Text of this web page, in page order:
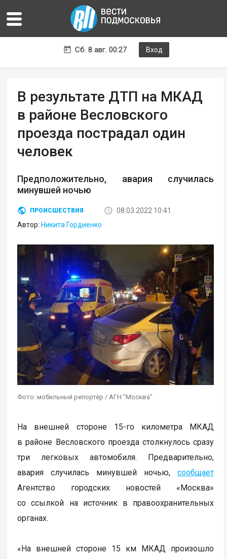
Сб. 8 авг. 00:27 Вход
В результате ДТП на МКАД
в районе Весловского
проезда пострадал один
человек
Предположительно, авария случилась
минувшей ночью
ПРОИСШЕСТВИЯ
08.03.2022 10:41
Автор: Никита Гордиенко
Фото: мобильный репортёр / АГН "Москва"
На внешней стороне 15-го километра МКАД
в районе Весловского проезда столкнулось сразу
три легковых автомобиля. Предварительно,
авария случилась минувшей ночью,сообщает
Агентство городских новостей «Москва»
со ссылкой на источник в правоохранительных
органах.
«На внешней стороне 15 км МКАД произошло